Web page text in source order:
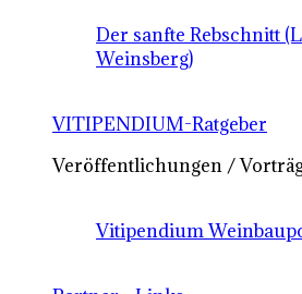
Der sanfte Rebschnitt
Weinsberg)
VITIPENDIUM-Ratgeber
Veröffentlichungen /
Vitipendium